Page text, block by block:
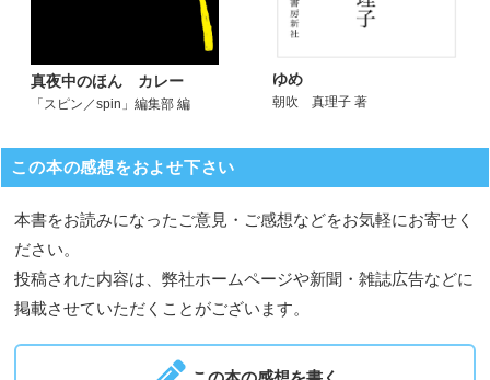
真夜中のほん カレー
「スピン／spin」編集部 編
ゆめ
朝吹 真理子 著
この本の感想をおよせ下さい
本書をお読みになったご意見・ご感想などをお気軽にお寄せく
ださい。
投稿された内容は、弊社ホームページや新聞・雑誌広告などに
掲載させていただくことがございます。